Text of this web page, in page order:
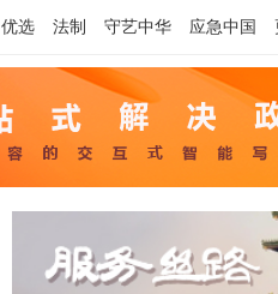
优选 法制 守艺中华 应急中国